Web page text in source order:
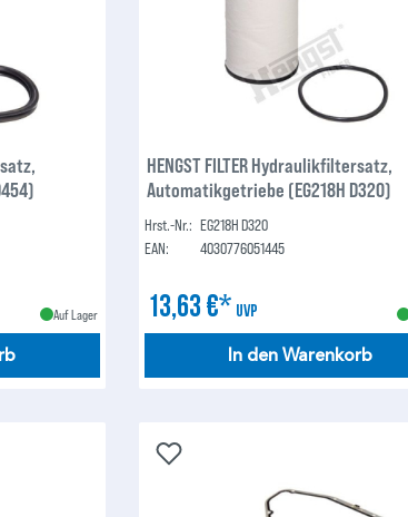
Auf Lager
HENGST FILTER Hydraulikfiltersatz,
Automatikgetriebe (EG218H D320)
Hrst.-Nr.: EG218H D320
EAN:
4030776051445
13,63 €* UVP
In den Warenkorb